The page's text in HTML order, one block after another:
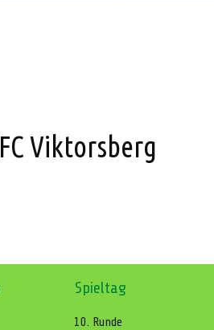
FC Viktorsberg
Spieltag
10. Runde